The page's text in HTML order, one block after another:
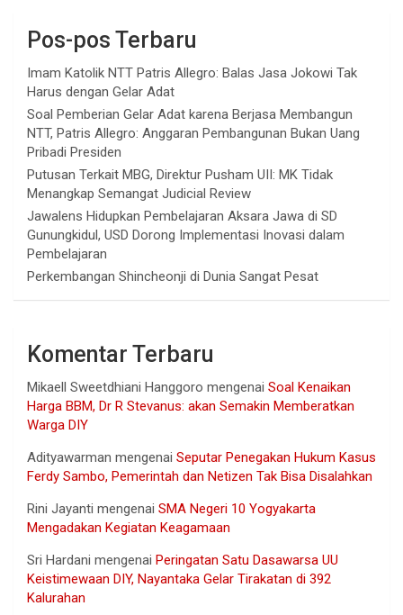
Pos-pos Terbaru
Imam Katolik NTT Patris Allegro: Balas Jasa Jokowi Tak
Harus dengan Gelar Adat
Soal Pemberian Gelar Adat karena Berjasa Membangun
NTT, Patris Allegro: Anggaran Pembangunan Bukan Uang
Pribadi Presiden
Putusan Terkait MBG, Direktur Pusham UII: MK Tidak
Menangkap Semangat Judicial Review
Jawalens Hidupkan Pembelajaran Aksara Jawa di SD
Gunungkidul, USD Dorong Implementasi Inovasi dalam
Pembelajaran
Perkembangan Shincheonji di Dunia Sangat Pesat
Komentar Terbaru
Mikaell Sweetdhiani Hanggoro mengenai Soal Kenaikan
Harga BBM, Dr R Stevanus: akan Semakin Memberatkan
Warga DIY
Adityawarman mengenai Seputar Penegakan Hukum Kasus
Ferdy Sambo, Pemerintah dan Netizen Tak Bisa Disalahkan
Rini Jayanti mengenai SMA Negeri 10 Yogyakarta
Mengadakan Kegiatan Keagamaan
Sri Hardani mengenai Peringatan Satu Dasawarsa UU
Keistimewaan DIY, Nayantaka Gelar Tirakatan di 392
Kalurahan